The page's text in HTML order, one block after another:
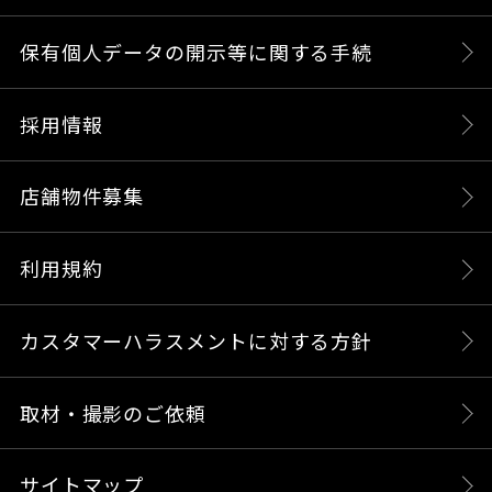
保有個人データの開示等に関する手続
採用情報
店舗物件募集
利用規約
カスタマーハラスメントに対する方針
取材・撮影のご依頼
サイトマップ